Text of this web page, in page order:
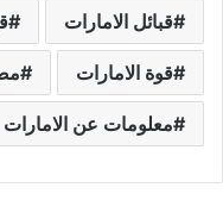
قبائل الامارات
قوة الامارات
معلومات عن الامارات